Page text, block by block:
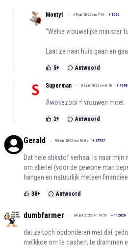
Monty1 09 juni 2022 om 7:46 + 8096
''Welke vrouwelijke minister
Laat ze naar huis gaan en
5+ Antwoord
Superman 09 juni 2022 om 8:26 +
#wokezooi = vrouwen moet
2+ Antwoord
Gerald 08 juni 2022 om 16:02 + 27707
Dat hele stikstof verhaal is naar mijn
om allerlei (voor de gewone man
hangen en natuurlijk meteen
38+ Antwoord
dumbfarmer 08 juni 2022 om 14:56 + 112826
dat ze toch opdonderen met dat
melkkoe om te cashen, te drammen